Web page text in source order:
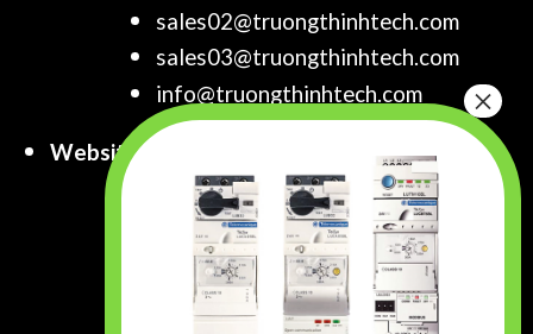
sales02@truongthinhtech.com
sales03@truongthinhtech.com
info@truongthinhtech.com
Website:
www.truongthinhtech.com
www.components.com.vn